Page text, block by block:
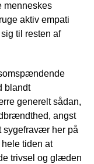
menneskes
aktiv empati
til resten af
blandt
generelt sådan,
angst
sygefravær her på
tiden at
trivsel og glæden